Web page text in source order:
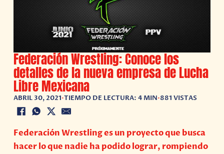
Federación Wrestling: Conoce los
detalles de la nueva empresa de Lucha
Libre Mexicana
ABRIL 30, 2021•TIEMPO DE LECTURA: 4 MIN•881 VISTAS
Federación Wrestling es un proyecto que busca
hacer lo que nadie ha podido lograr, rompiendo